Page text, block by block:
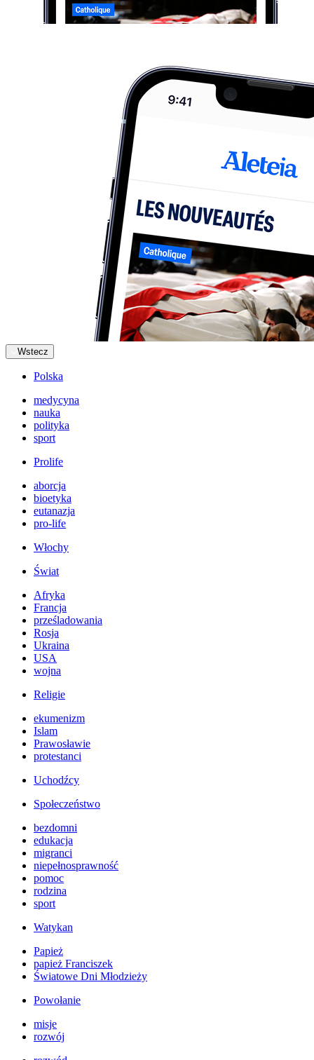
Wstecz
Polska
medycyna
nauka
polityka
sport
Prolife
aborcja
bioetyka
eutanazja
pro-life
Włochy
Świat
Afryka
Francja
prześladowania
Rosja
Ukraina
USA
wojna
Religie
ekumenizm
Islam
Prawosławie
protestanci
Uchodźcy
Społeczeństwo
bezdomni
edukacja
migranci
niepełnosprawność
pomoc
rodzina
sport
Watykan
Papież
papież Franciszek
Światowe Dni Młodzieży
Powołanie
misje
rozwój